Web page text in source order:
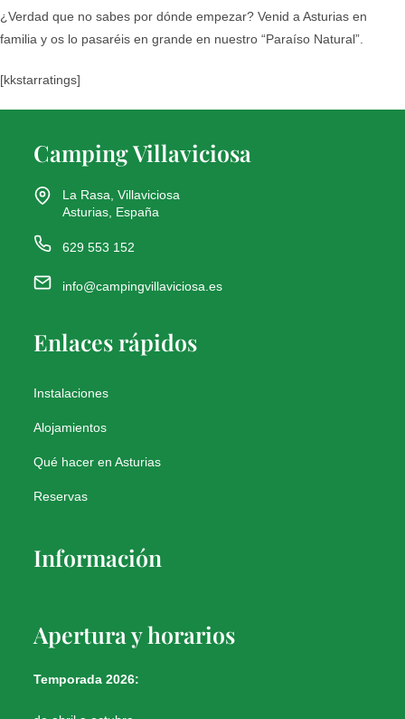
¿Verdad que no sabes por dónde empezar? Venid a Asturias en
familia y os lo pasaréis en grande en nuestro “Paraíso Natural”.
[kkstarratings]
Camping Villaviciosa
La Rasa, Villaviciosa
Asturias, España
629 553 152
info@campingvillaviciosa.es
Enlaces rápidos
Instalaciones
Alojamientos
Qué hacer en Asturias
Reservas
Información
Apertura y horarios
Temporada 2026: